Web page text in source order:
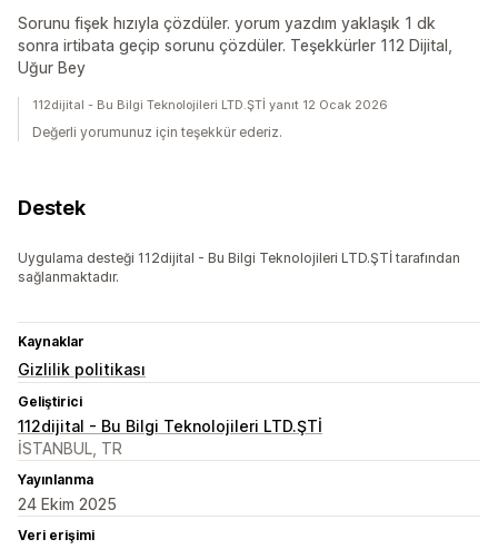
Sorunu fişek hızıyla çözdüler. yorum yazdım yaklaşık 1 dk
sonra irtibata geçip sorunu çözdüler. Teşekkürler 112 Dijital,
Uğur Bey
112dijital - Bu Bilgi Teknolojileri LTD.ŞTİ yanıt 12 Ocak 2026
Değerli yorumunuz için teşekkür ederiz.
Destek
Uygulama desteği 112dijital - Bu Bilgi Teknolojileri LTD.ŞTİ tarafından
sağlanmaktadır.
Kaynaklar
Gizlilik politikası
Geliştirici
112dijital - Bu Bilgi Teknolojileri LTD.ŞTİ
İSTANBUL, TR
Yayınlanma
24 Ekim 2025
Veri erişimi